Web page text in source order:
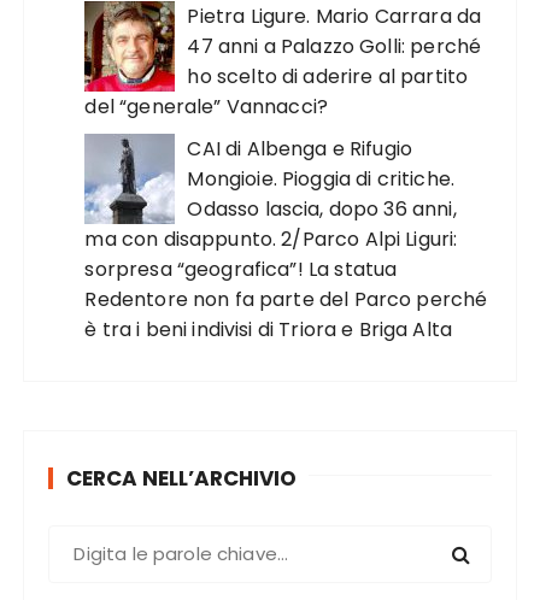
Pietra Ligure. Mario Carrara da
47 anni a Palazzo Golli: perché
ho scelto di aderire al partito
del “generale” Vannacci?
CAI di Albenga e Rifugio
Mongioie. Pioggia di critiche.
Odasso lascia, dopo 36 anni,
ma con disappunto. 2/Parco Alpi Liguri:
sorpresa “geografica”! La statua
Redentore non fa parte del Parco perché
è tra i beni indivisi di Triora e Briga Alta
CERCA NELL’ARCHIVIO